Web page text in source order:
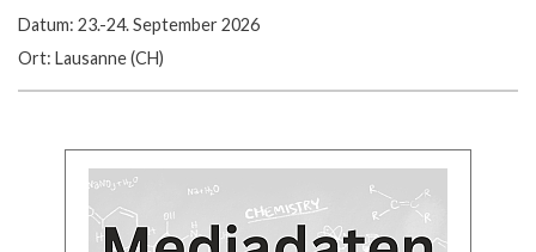
Datum: 23.-24. September 2026
Ort: Lausanne (CH)